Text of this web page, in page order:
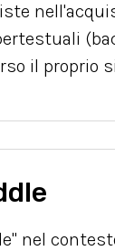
il proprio
nel